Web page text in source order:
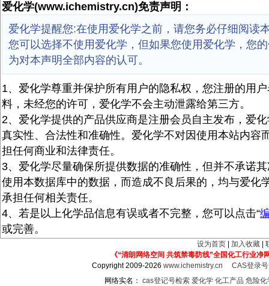
爱化学(www.ichemistry.cn)免责声明：
爱化学提醒您:在使用爱化学之前，请您务必仔细阅读
您可以选择不使用爱化学，但如果您使用爱化学，您
为对本声明全部内容的认可。
1、爱化学尊重并保护所有用户的隐私权，您注册的用
料，未经您的许可，爱化学不会主动泄露给第三方。
2、爱化学提供的产品供应商是注册会员自主发布，爱
真实性、合法性和准确性。爱化学不对因使用本站内容
担任何商业和法律责任。
3、爱化学尽量确保所提供数据的准确性，但并不承诺
使用本数据库中的数据，而造成不良后果的，均与爱化
承担任何相关责任。
4、若是以上化学品信息有误或者不完整，您可以点击“
或完善。
设为首页 加入收藏
《“清朗网络空间 共筑禁毒防线”全国化工行业净
Copyright 2009-2026www.ichemistry.cn
CAS登录
网络实名： cas登记号检索 爱化学 化工产品 危险化